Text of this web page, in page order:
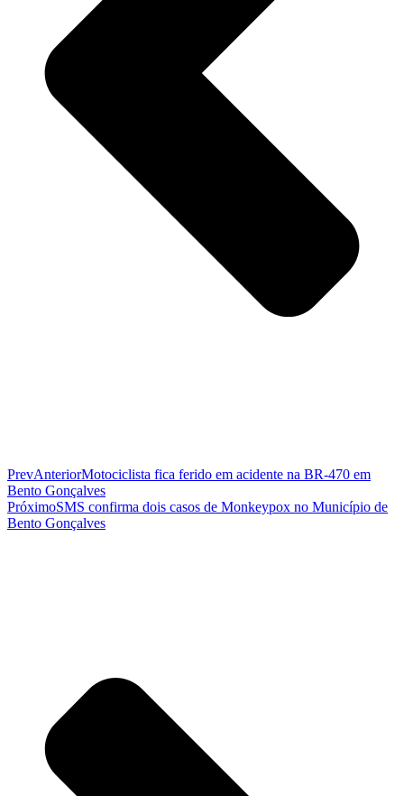
PrevAnteriorMotociclista fica ferido em acidente na BR-470 em
Bento Gonçalves
PróximoSMS confirma dois casos de Monkeypox no Município de
Bento Gonçalves